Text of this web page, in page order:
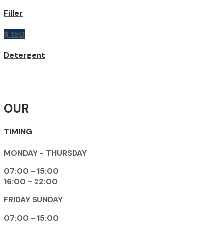
Filler
$ 150
Detergent
OUR
TIMING
MONDAY - THURSDAY
07:00 - 15:00
16:00 - 22:00
FRIDAY SUNDAY
07:00 - 15:00